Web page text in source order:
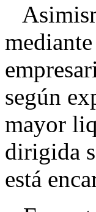
según
mayor
dirigida
está